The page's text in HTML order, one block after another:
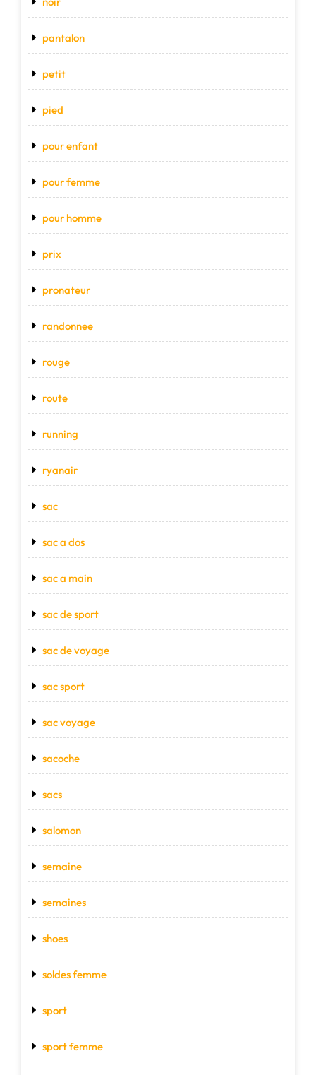
pantalon
petit
pied
pour enfant
pour femme
pour homme
prix
pronateur
randonnee
rouge
route
running
ryanair
sac
sac a dos
sac a main
sac de sport
sac de voyage
sac sport
sac voyage
sacoche
sacs
salomon
semaine
semaines
shoes
soldes femme
sport
sport femme